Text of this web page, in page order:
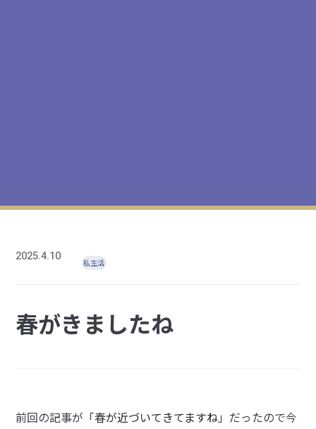
2025.4.10 私生活
春がきましたね
前回の記事が「春が近づいてきてますね」だったので今